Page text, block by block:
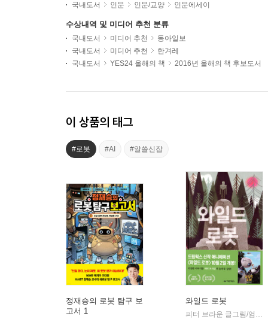
국내도서 인문 인문/교양 인문에세이
수상내역 및 미디어 추천 분류
국내도서 미디어 추천
동아일보
국내도서
미디어 추천
한겨레
국내도서
YES24 올해의 책 2016년 올해의 책 후보도서
이 상품의 태그
#로봇 #AI #알쓸신잡
정재승의 로봇 탐구 보
고서 1
와일드 로봇
피터 브라운 글그림/엄혜숙 역